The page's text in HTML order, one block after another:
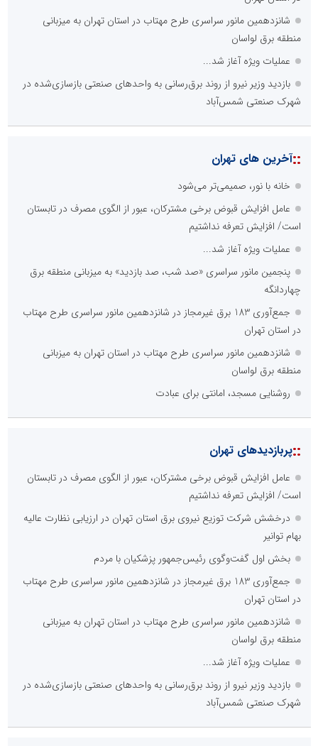
شانزدهمین مانور سراسری طرح مهتاب در استان تهران به میزبانی
منطقه برق لواسان
عملیات ویژه آغاز شد...
بازدید وزیر نیرو از روند برق‌رسانی به واحدهای صنعتی بازسازی‌شده در
شهرک صنعتی شمس‌آباد
::آخرین های تهران
خانه با نور، صمیمی‌تر می‌شود
عامل افزایش قبوض برخی مشترکان، عبور از الگوی مصرف در تابستان
است/ افزایش تعرفه نداشتیم
عملیات ویژه آغاز شد...
پنجمین مانور سراسری «صد شب، صد بازدید» به میزبانی منطقه برق
چهاردانگه
جمع‌آوری 183 برق غیرمجاز در شانزدهمین مانور سراسری طرح مهتاب
در استان تهران
شانزدهمین مانور سراسری طرح مهتاب در استان تهران به میزبانی
منطقه برق لواسان
روشنایی مسجد، امانتی برای عبادت
::پربازدیدهای تهران
عامل افزایش قبوض برخی مشترکان، عبور از الگوی مصرف در تابستان
است/ افزایش تعرفه نداشتیم
درخشش شرکت توزیع نیروی برق استان تهران در ارزیابی نظارت عالیه
بهام توانیر
بخش اول گفت‌وگوی رئیس‌جمهور پزشکیان با مردم
جمع‌آوری 183 برق غیرمجاز در شانزدهمین مانور سراسری طرح مهتاب
در استان تهران
شانزدهمین مانور سراسری طرح مهتاب در استان تهران به میزبانی
منطقه برق لواسان
عملیات ویژه آغاز شد...
بازدید وزیر نیرو از روند برق‌رسانی به واحدهای صنعتی بازسازی‌شده در
شهرک صنعتی شمس‌آباد